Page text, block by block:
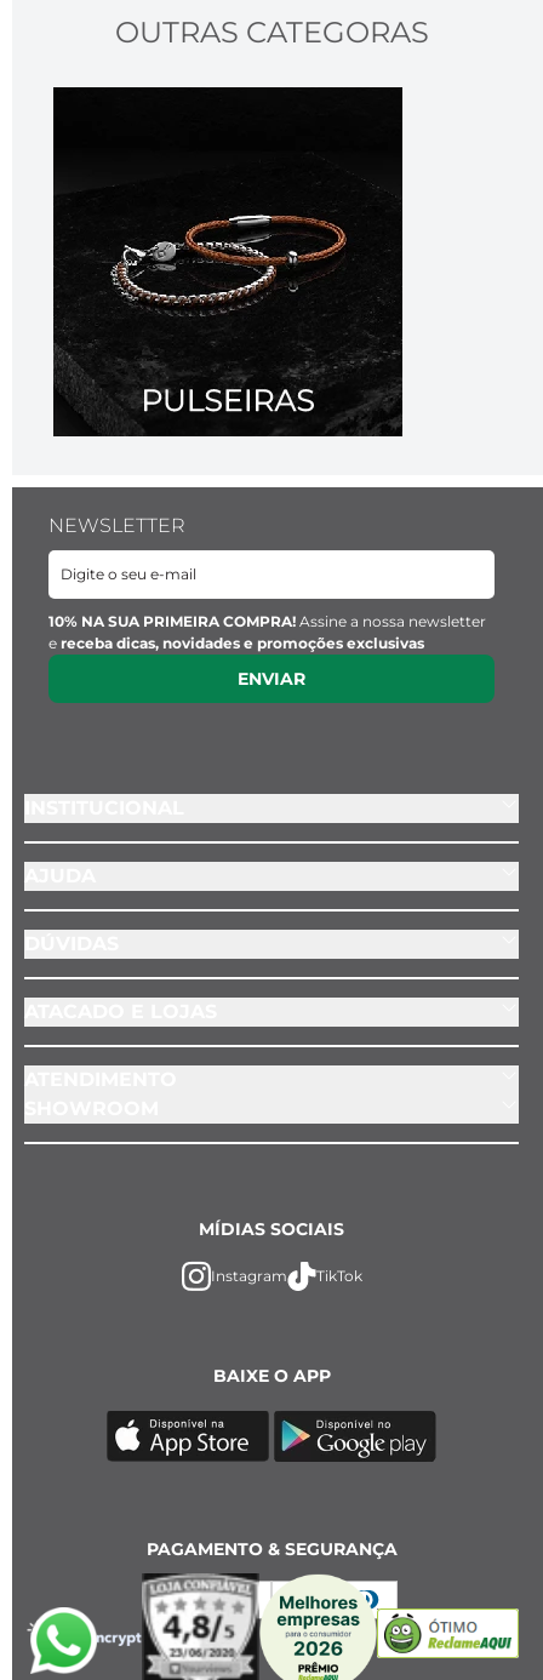
OUTRAS CATEGORAS
NEWSLETTER
10% NA SUA PRIMEIRA COMPRA! Assine a nossa newsletter
e receba dicas, novidades e promoções exclusivas
ENVIAR
BAIXE O APP
MÍDIAS SOCIAIS
Instagram TikTok
PAGAMENTO & SEGURANÇA